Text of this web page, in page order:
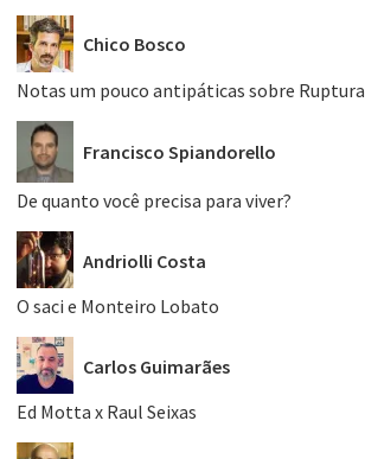
Chico Bosco
Notas um pouco antipáticas sobre
Francisco Spiandorello
De quanto você precisa para viver?
Andriolli Costa
O saci e Monteiro Lobato
Carlos Guimarães
Ed Motta x Raul Seixas